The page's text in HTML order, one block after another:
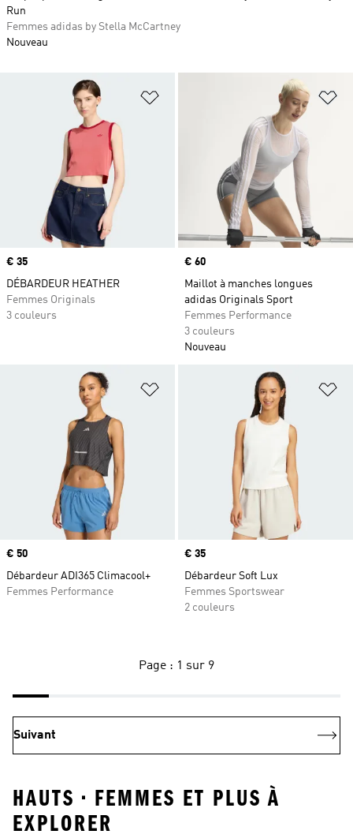
Ajouter à la Liste de produits
Prix
€ 35
DÉBARDEUR HEATHER
Femmes Originals
3 couleurs
Prix
€ 60
Maillot à manches longues
adidas Originals Sport
Femmes Performance
3 couleurs
Nouveau
Ajouter à la Liste de produits
Prix
€ 50
Débardeur ADI365 Climacool+
Femmes Performance
Prix
€ 35
Débardeur Soft Lux
Femmes Sportswear
2 couleurs
Run
Femmes adidas by Stella McCartney
Nouveau
Page : 1 sur 9
Suivant
HAUTS • FEMMES ET PLUS À
EXPLORER